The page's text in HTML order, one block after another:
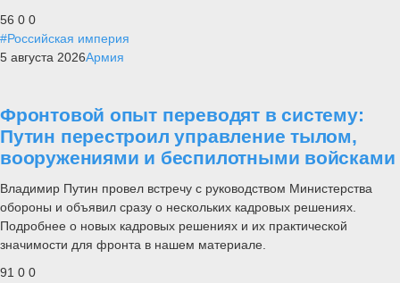
56 0 0
#Российская империя
5 августа 2026Армия
Фронтовой опыт переводят в систему:
Путин перестроил управление тылом,
вооружениями и беспилотными войсками
Владимир Путин провел встречу с руководством Министерства
обороны и объявил сразу о нескольких кадровых решениях.
Подробнее о новых кадровых решениях и их практической
значимости для фронта в нашем материале.
91 0 0